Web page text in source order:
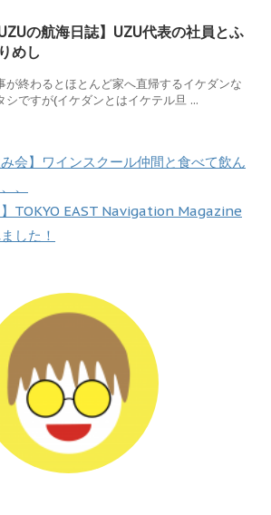
UZUの航海日誌】UZU代表の社員とふ
めし
が終わるとほとんど家へ直帰するイケダンな
シですが(イケダンとはイケテル旦 ...
み会】ワインスクール仲間と食べて飲ん
、
】TOKYO EAST Navigation Magazine
した！